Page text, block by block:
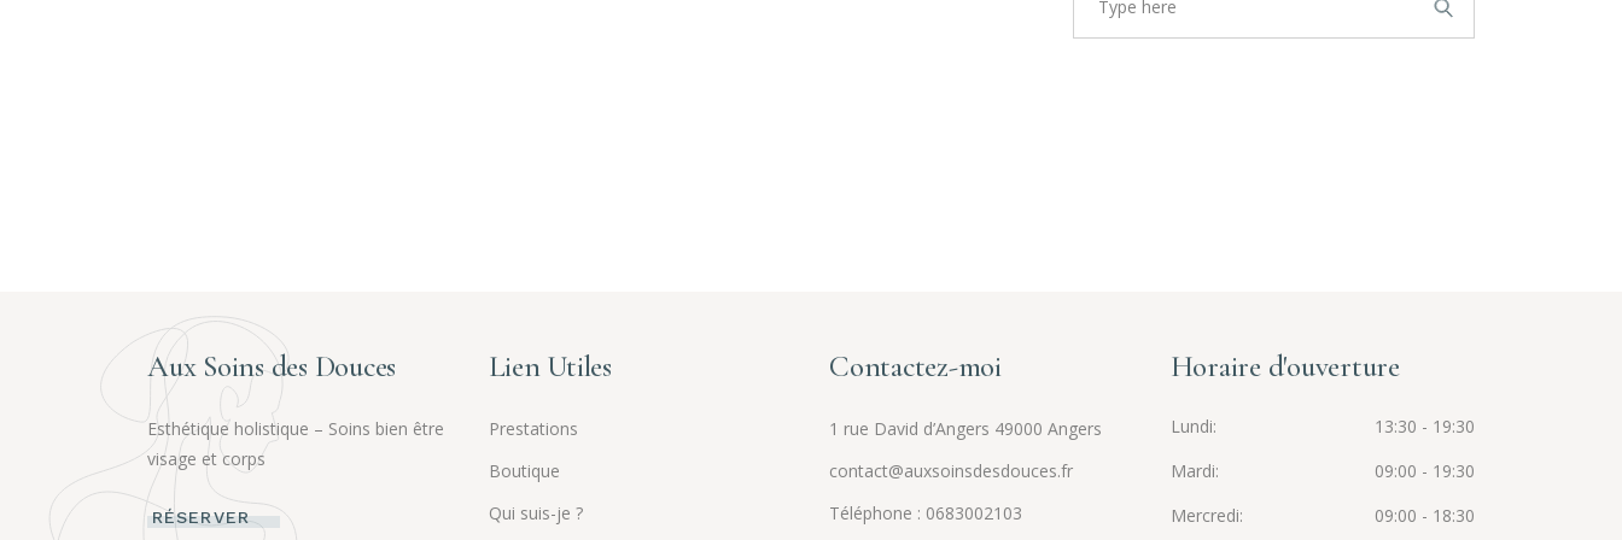
Aux Soins des Douces
Esthétique holistique – Soins bien être
visage et corps
RÉSERVER
Lien Utiles
Prestations
Boutique
Qui suis-je ?
Contactez-moi
1 rue David d’Angers 49000 Angers
contact@auxsoinsdesdouces.fr
Téléphone : 0683002103
Horaire d'ouverture
Lundi
13:30 - 19:30
Mardi
09:00 - 19:30
Mercredi
09:00 - 18:30